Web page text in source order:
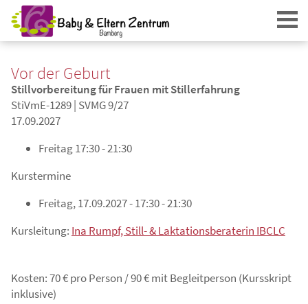
Login
Vor der Geburt
Stillvorbereitung für Frauen mit Stillerfahrung
StiVmE-1289 | SVMG 9/27
17.09.2027
Freitag17:30 - 21:30
Kurstermine
Freitag, 17.09.2027 - 17:30 - 21:30
Kursleitung: Ina Rumpf, Still- & Laktationsberaterin IBCLC
Kosten: 70 € pro Person / 90 € mit Begleitperson (Kursskript
inklusive)